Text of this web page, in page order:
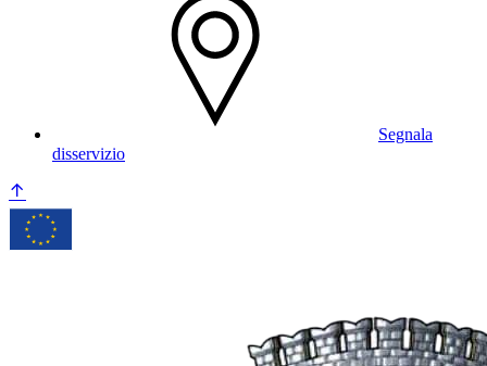
Segnala
disservizio